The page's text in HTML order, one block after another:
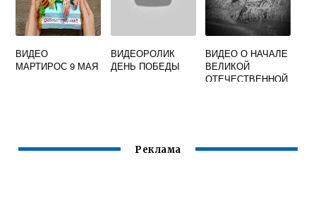
ВИДЕО
МАРТИРОС 9 МАЯ
ВИДЕОРОЛИК
ДЕНЬ ПОБЕДЫ
ВИДЕО О НАЧАЛЕ
ВЕЛИКОЙ
ОТЕЧЕСТВЕННОЙ
Реклама